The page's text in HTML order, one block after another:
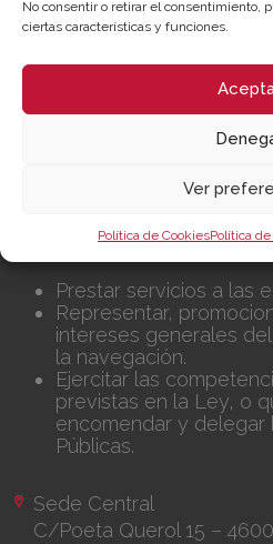
No consentir o retirar el consentimiento,
ciertas características y funciones.
Ver
Política de CookiesPolítica
Transparencia
Precio
Enlaces de Interés
público, colaboradora de
Prestar servicios a las
Representar,
intereses generales
la navegación.
Ejercitar las
previstas en la Ley, o
encomendar y delegar
Públicas.
Sede Central
C/Poeta Querol 15 –